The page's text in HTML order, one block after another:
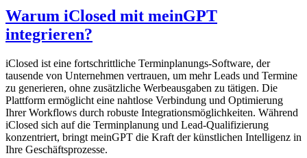
Warum iClosed mit meinGPT
integrieren?
iClosed ist eine fortschrittliche Terminplanungs-Software, der
tausende von Unternehmen vertrauen, um mehr Leads und Termine
zu generieren, ohne zusätzliche Werbeausgaben zu tätigen. Die
Plattform ermöglicht eine nahtlose Verbindung und Optimierung
Ihrer Workflows durch robuste Integrationsmöglichkeiten. Während
iClosed sich auf die Terminplanung und Lead-Qualifizierung
konzentriert, bringt meinGPT die Kraft der künstlichen Intelligenz in
Ihre Geschäftsprozesse.